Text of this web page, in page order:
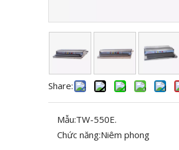
Share:
Mẫu:TW-550E.
Chức năng:Niêm phong